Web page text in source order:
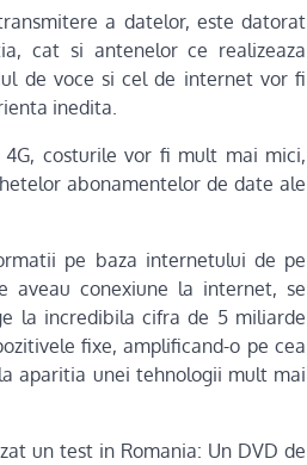
a datelor, este datorat
cat si antenelor ce realizeaza
de voce si cel de internet vor fi
inedita.
costurile vor fi mult mai mici,
abonamentelor de date ale
pe baza internetului de pe
aveau conexiune la internet, se
la incredibila cifra de 5 miliarde
fixe, amplificand-o pe cea
aparitia unei tehnologii mult mai
un test in Romania: Un DVD de